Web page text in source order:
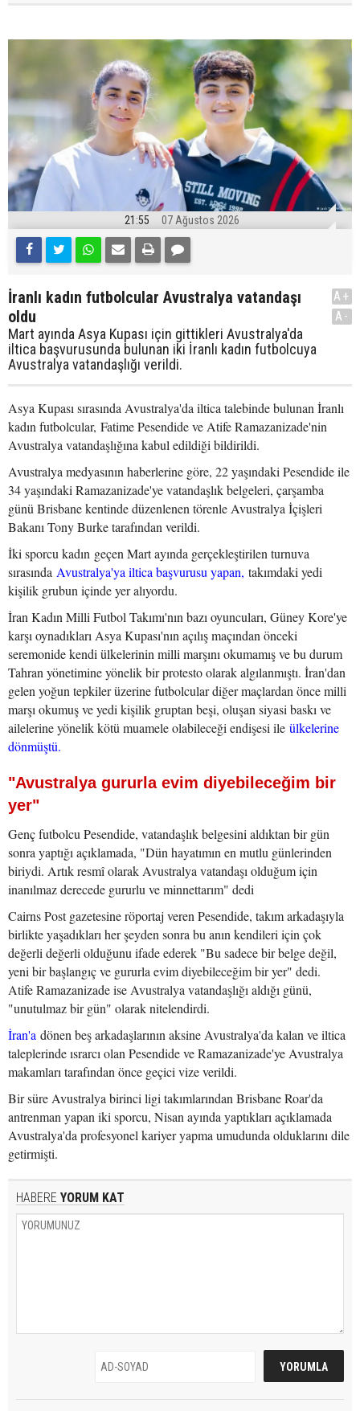
21:55 07 Ağustos 2026
İranlı kadın futbolcular Avustralya vatandaşı
oldu
Mart ayında Asya Kupası için gittikleri Avustralya'da
iltica başvurusunda bulunan iki İranlı kadın futbolcuya
Avustralya vatandaşlığı verildi.
A+
A-
Asya Kupası sırasında Avustralya'da iltica talebinde bulunan İranlı
kadın futbolcular, Fatime Pesendide ve Atife Ramazanizade'nin
Avustralya vatandaşlığına kabul edildiği bildirildi.
Avustralya medyasının haberlerine göre, 22 yaşındaki Pesendide ile
34 yaşındaki Ramazanizade'ye vatandaşlık belgeleri, çarşamba
günü Brisbane kentinde düzenlenen törenle Avustralya İçişleri
Bakanı Tony Burke tarafından verildi.
İki sporcu kadın geçen Mart ayında gerçekleştirilen turnuva
sırasında Avustralya'ya iltica başvurusu yapan, takımdaki yedi
kişilik grubun içinde yer alıyordu.
İran Kadın Milli Futbol Takımı'nın bazı oyuncuları, Güney Kore'ye
karşı oynadıkları Asya Kupası'nın açılış maçından önceki
seremonide kendi ülkelerinin milli marşını okumamış ve bu durum
Tahran yönetimine yönelik bir protesto olarak algılanmıştı. İran'dan
gelen yoğun tepkiler üzerine futbolcular diğer maçlardan önce milli
marşı okumuş ve yedi kişilik gruptan beşi, oluşan siyasi baskı ve
ailelerine yönelik kötü muamele olabileceği endişesi ile ülkelerine
dönmüştü.
"Avustralya gururla evim diyebileceğim bir
yer"
Genç futbolcu Pesendide, vatandaşlık belgesini aldıktan bir gün
sonra yaptığı açıklamada, "Dün hayatımın en mutlu günlerinden
biriydi. Artık resmî olarak Avustralya vatandaşı olduğum için
inanılmaz derecede gururlu ve minnettarım" dedi
Cairns Post gazetesine röportaj veren Pesendide, takım arkadaşıyla
birlikte yaşadıkları her şeyden sonra bu anın kendileri için çok
değerli değerli olduğunu ifade ederek "Bu sadece bir belge değil,
yeni bir başlangıç ve gururla evim diyebileceğim bir yer" dedi.
Atife Ramazanizade ise Avustralya vatandaşlığı aldığı günü,
"unutulmaz bir gün" olarak nitelendirdi.
İran'a dönen beş arkadaşlarının aksine Avustralya'da kalan ve iltica
taleplerinde ısrarcı olan Pesendide ve Ramazanizade'ye Avustralya
makamları tarafından önce geçici vize verildi.
Bir süre Avustralya birinci ligi takımlarından Brisbane Roar'da
antrenman yapan iki sporcu, Nisan ayında yaptıkları açıklamada
Avustralya'da profesyonel kariyer yapma umudunda olduklarını dile
getirmişti.
HABERE YORUM KAT